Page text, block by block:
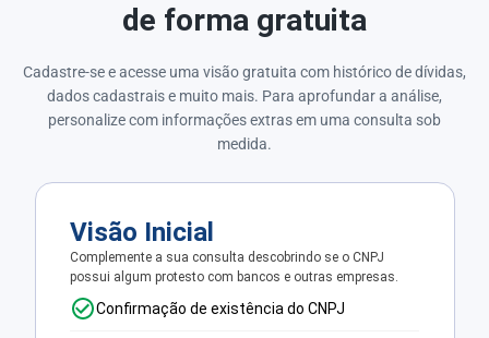
de forma gratuita
Cadastre-se e acesse uma visão gratuita com histórico de dívidas,
dados cadastrais e muito mais. Para aprofundar a análise,
personalize com informações extras em uma consulta sob
medida.
Visão Inicial
Complemente a sua consulta descobrindo se o CNPJ
possui algum protesto com bancos e outras empresas.
Confirmação de existência do CNPJ